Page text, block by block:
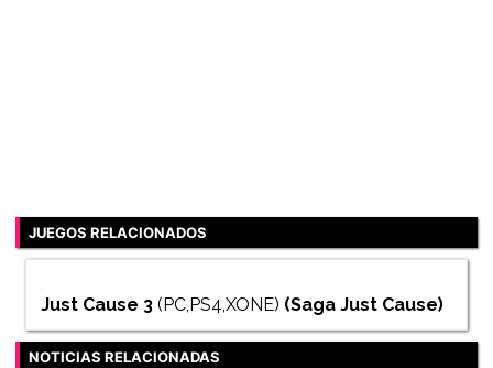
JUEGOS RELACIONADOS
Just Cause 3 (PC,PS4,XONE) (Saga Just Cause)
NOTICIAS RELACIONADAS